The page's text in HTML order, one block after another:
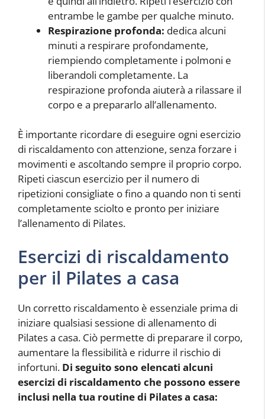
entrambe le gambe per qualche minuto.
Respirazione profonda: dedica alcuni
minuti a respirare profondamente,
riempiendo completamente i polmoni e
liberandoli completamente. La
respirazione profonda aiuterà a rilassare il
corpo e a prepararlo all’allenamento.
È importante ricordare di eseguire ogni esercizio
di riscaldamento con attenzione, senza forzare i
movimenti e ascoltando sempre il proprio corpo.
Ripeti ciascun esercizio per il numero di
ripetizioni consigliate o fino a quando non ti senti
completamente sciolto e pronto per iniziare
l’allenamento di Pilates.
Esercizi di riscaldamento
per il Pilates a casa
Un corretto riscaldamento è essenziale prima di
iniziare qualsiasi sessione di allenamento di
Pilates a casa. Ciò permette di preparare il corpo,
aumentare la flessibilità e ridurre il rischio di
infortuni. Di seguito sono elencati alcuni
esercizi di riscaldamento che possono essere
inclusi nella tua routine di Pilates a casa: